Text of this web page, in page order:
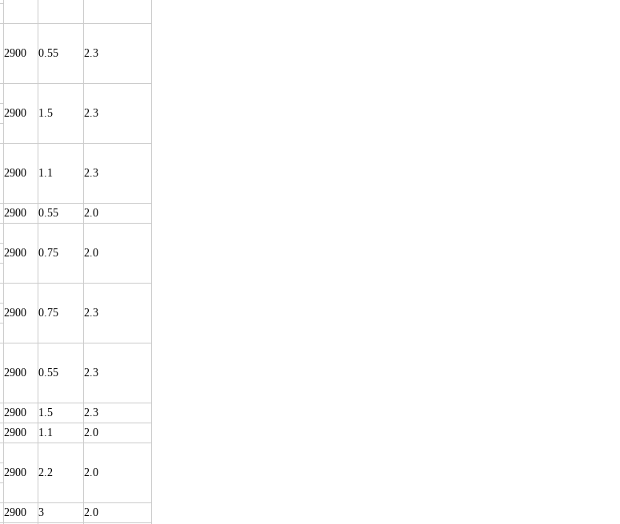
2900 0.55 2.3
2900
1.5 2.3
2900 1.1 2.3
2900 0.55 2.0
2900
0.75 2.0
2900
0.75 2.3
2900 0.55 2.3
2900 1.5
2.3
2900 1.1 2.0
2900
2.2 2.0
2900 3 2.0